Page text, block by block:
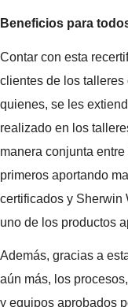
Beneficios para
Contar con esta
clientes de los talleres
quienes, se les
realizado en los
manera conjunta
primeros aportando
certificados y Sherwin
uno de los productos
Además, gracias a
aún más, los
y equipos aprobados